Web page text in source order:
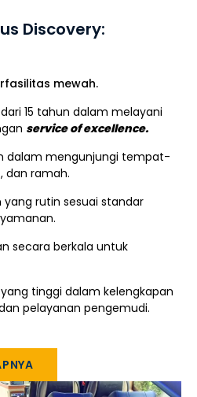
Discovery:
mewah.
15 tahun dalam melayani
service of excellence.
dalam mengunjungi tempat-
dan ramah.
rutin sesuai standar
secara berkala untuk
tinggi dalam kelengkapan
pelayanan pengemudi.